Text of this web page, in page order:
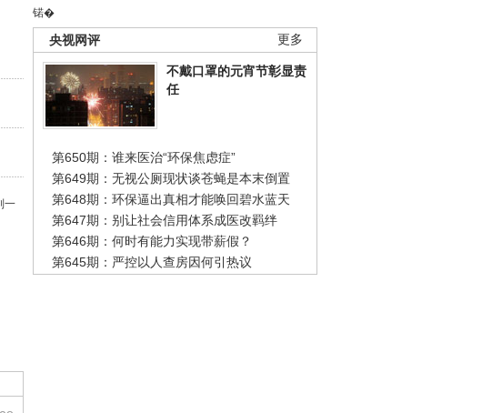
锘�
更多
央视网评
不戴口罩的元宵节彰显责
任
第650期：谁来医治“环保焦虑症”
第649期：无视公厕现状谈苍蝇是本末倒置
第648期：环保逼出真相才能唤回碧水蓝天
第647期：别让社会信用体系成医改羁绊
第646期：何时有能力实现带薪假？
第645期：严控以人查房因何引热议
一